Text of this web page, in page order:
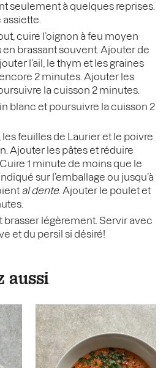
seulement à quelques reprises.
cuire l’oignon à feu moyen
brassant souvent. Ajouter de
l’ail, le thym et les graines
2 minutes. Ajouter les
la cuisson 2 minutes.
blanc et poursuivre la cuisson 2
feuilles de Laurier et le poivre
Ajouter les pâtes et réduire
1 minute de moins que le
sur l’emballage ou jusqu’à
al dente. Ajouter le poulet et
brasser légèrement. Servir avec
et du persil si désiré!
aussi